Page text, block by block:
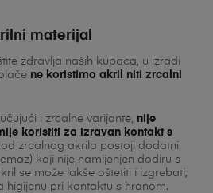
materijal
zdravlja naših kupaca, u izradi
ne koristimo akril niti zrcalni
i zrcalne varijante, nije
koristiti za izravan kontakt s
zrcalnog akrila postoji dodatni
koji nije namijenjen dodiru s
se može lakše oštetiti i izgrebati,
higijenu pri kontaktu s hranom.